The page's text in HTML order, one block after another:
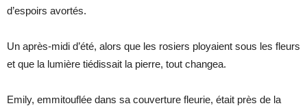
d’espoirs avortés.
Un après-midi d’été, alors que les rosiers ployaient sous les fleurs
et que la lumière tiédissait la pierre, tout changea.
Emily, emmitouflée dans sa couverture fleurie, était près de la